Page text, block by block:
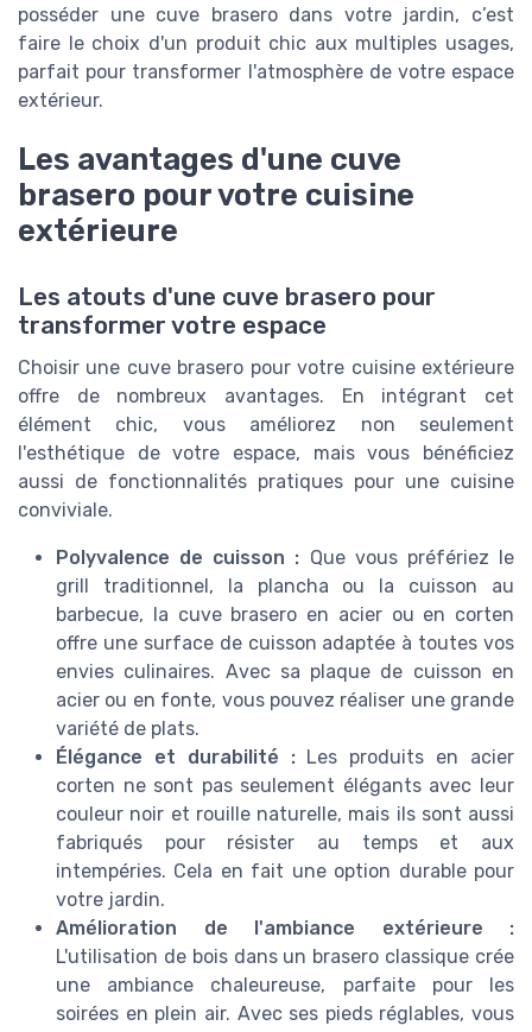
posséder une cuve brasero dans votre jardin, c’est
faire le choix d'un produit chic aux multiples usages,
parfait pour transformer l'atmosphère de votre espace
extérieur.
Les avantages d'une cuve
brasero pour votre cuisine
extérieure
Les atouts d'une cuve brasero pour
transformer votre espace
Choisir une cuve brasero pour votre cuisine extérieure
offre de nombreux avantages. En intégrant cet
élément chic, vous améliorez non seulement
l'esthétique de votre espace, mais vous bénéficiez
aussi de fonctionnalités pratiques pour une cuisine
conviviale.
Polyvalence de cuisson : Que vous préfériez le
grill traditionnel, la plancha ou la cuisson au
barbecue, la cuve brasero en acier ou en corten
offre une surface de cuisson adaptée à toutes vos
envies culinaires. Avec sa plaque de cuisson en
acier ou en fonte, vous pouvez réaliser une grande
variété de plats.
Élégance et durabilité :Les produits en acier
corten ne sont pas seulement élégants avec leur
couleur noir et rouille naturelle, mais ils sont aussi
fabriqués pour résister au temps et aux
intempéries. Cela en fait une option durable pour
votre jardin.
Amélioration de l'ambiance extérieure :
L'utilisation de bois dans un brasero classique crée
une ambiance chaleureuse, parfaite pour les
soirées en plein air. Avec ses pieds réglables, vous